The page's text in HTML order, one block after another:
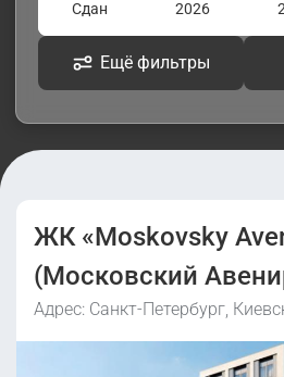
Сдан 2026
Ещё фильтры
ЖК «Moskovsky
(Московский
Адрес: Санкт-Петербург,